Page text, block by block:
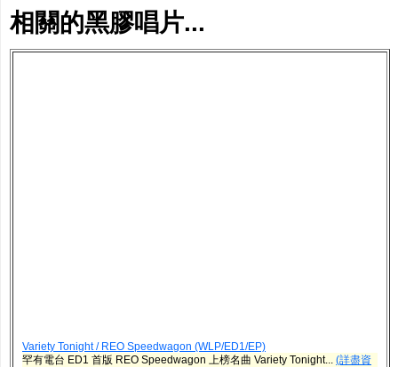
相關的黑膠唱片...
Variety Tonight / REO Speedwagon ‎(WLP/ED1/EP)
罕有電台 ED1 首版 REO Speedwagon 上榜名曲 Variety Tonight... (詳盡資